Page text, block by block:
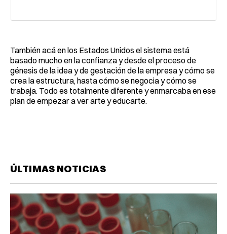
También acá en los Estados Unidos el sistema está
basado mucho en la confianza y desde el proceso de
génesis de la idea y de gestación de la empresa y cómo se
crea la estructura, hasta cómo se negocia y cómo se
trabaja. Todo es totalmente diferente y enmarcaba en ese
plan de empezar a ver arte y educarte.
ÚLTIMAS NOTICIAS